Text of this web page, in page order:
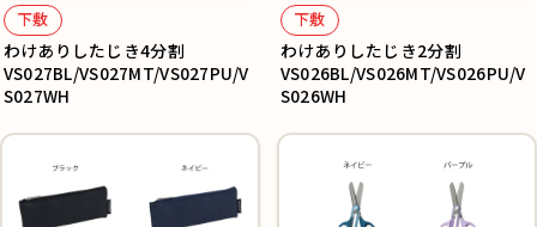
下敷
わけありしたじき4分割
VS027BL/VS027MT/VS027PU/V
S027WH
下敷
わけありしたじき2分割
VS026BL/VS026MT/VS026PU/V
S026WH